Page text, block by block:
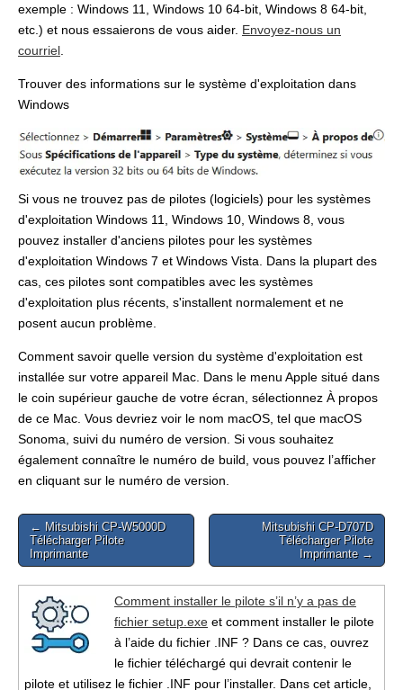
exemple : Windows 11, Windows 10 64-bit, Windows 8 64-bit,
etc.) et nous essaierons de vous aider. Envoyez-nous un
courriel
Trouver des informations sur le système d'exploitation dans
Windows
Si vous ne trouvez pas de pilotes (logiciels) pour les systèmes
d'exploitation Windows 11, Windows 10, Windows 8, vous
pouvez installer d'anciens pilotes pour les systèmes
d'exploitation Windows 7 et Windows Vista. Dans la plupart des
cas, ces pilotes sont compatibles avec les systèmes
d'exploitation plus récents, s'installent normalement et ne
posent aucun problème.
Comment savoir quelle version du système d'exploitation est
installée sur votre appareil Mac. Dans le menu Apple situé dans
le coin supérieur gauche de votre écran, sélectionnez À propos
de ce Mac. Vous devriez voir le nom macOS, tel que macOS
Sonoma, suivi du numéro de version. Si vous souhaitez
également connaître le numéro de build, vous pouvez l’afficher
en cliquant sur le numéro de version.
Post
navigation
← Mitsubishi CP-W5000D
Télécharger Pilote
Imprimante
Mitsubishi CP-D707D
Télécharger Pilote
Imprimante →
Comment installer le pilote s’il n’y a pas de
fichier setup.exe et comment installer le pilote
à l’aide du fichier .INF ? Dans ce cas, ouvrez
le fichier téléchargé qui devrait contenir le
pilote et utilisez le fichier .INF pour l’installer. Dans cet article,